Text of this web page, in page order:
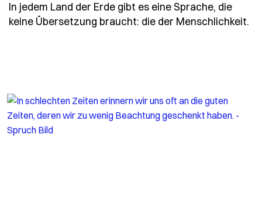
In jedem Land der Erde gibt es eine Sprache, die
keine Übersetzung braucht: die der Menschlichkeit.